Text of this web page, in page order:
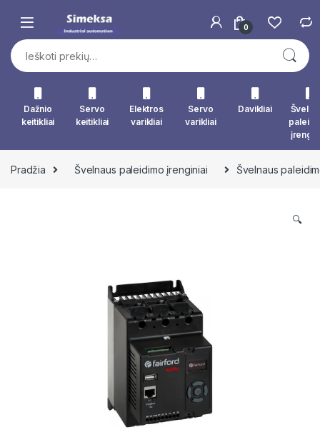
0
Ieškoti:
Dažnio
keitikliai
Servo
keitikliai
Elektros
varikliai
Servo
varikliai
Davikliai
Pradžia Švelnaus paleidimo įrenginiai Švelnaus
🔍